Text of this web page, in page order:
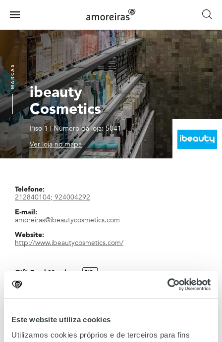
Este website utiliza cookies
Utilizamos cookies próprios e de terceiros para fins
main
content
Home
Menu
ibeauty
Cosmetics
Piso 1|Número da loja: 5041
Ver loja no mapa
MARCAS
Telefone:
212840104; 924004292
E-mail:
amoreiras@ibeautycosmetics.com
Website:
http://www.ibeautycosmetics.com/
Gift Card Member
uma atitude 100% positiva, connosco pode encontrar a
resposta para todas as suas necessidades de cabelo e couro